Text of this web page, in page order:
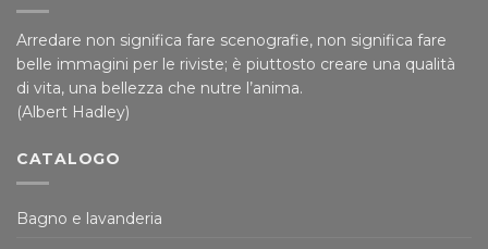
Arredare non significa fare scenografie, non significa fare
belle immagini per le riviste; è piuttosto creare una qualità
di vita, una bellezza che nutre l’anima.
(Albert Hadley)
CATALOGO
Bagno e lavanderia